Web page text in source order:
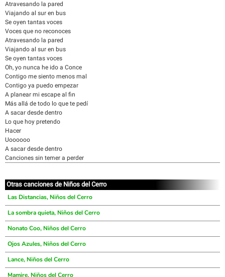
Atravesando la pared
Viajando al sur en bus
Se oyen tantas voces
Voces que no reconoces
Atravesando la pared
Viajando al sur en bus
Se oyen tantas voces
Oh, yo nunca he ido a Conce
Contigo me siento menos mal
Contigo ya puedo empezar
A planear mi escape al fin
Más allá de todo lo que te pedí
A sacar desde dentro
Lo que hoy pretendo
Hacer
Uoooooo
A sacar desde dentro
Canciones sin temer a perder
Otras canciones de Niños del Cerro
Las Distancias, Niños del Cerro
La sombra quieta, Niños del Cerro
Nonato Coo, Niños del Cerro
Ojos Azules, Niños del Cerro
Lance, Niños del Cerro
Mamire, Niños del Cerro